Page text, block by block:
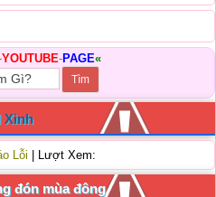
YOUTUBE-PAGE«
Xinh
Lỗi | Lượt Xem:
đón mùa đông